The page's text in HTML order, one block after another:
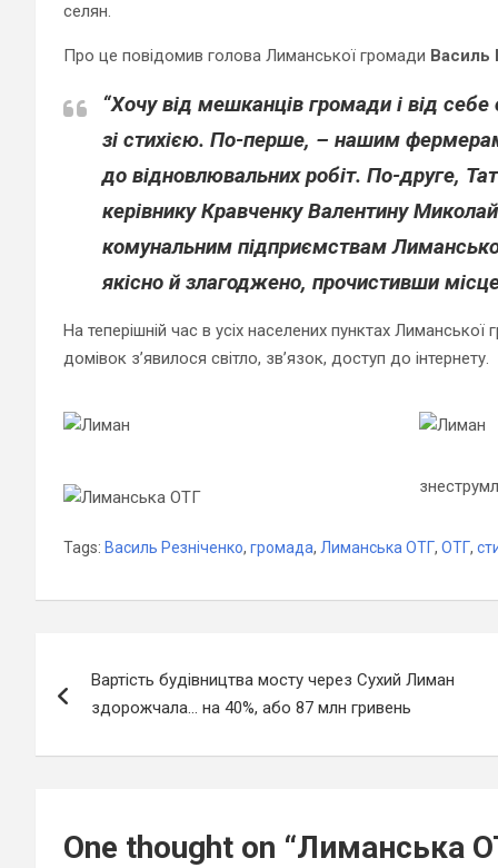
селян.
Про це повідомив голова Лиманської громади Василь
“Хочу від мешканців громади і від себе
зі стихією. По-перше, – нашим
до відновлювальних робіт. По-друге,
керівнику Кравченку Валентину
комунальним підприємствам
якісно й злагоджено, прочистивши
На теперішній час в усіх населених пунктах
домівок з’явилося світло, зв’язок, доступ до інтернету.
Tags: Василь Резніченко, громада, Лиманська ОТГ, ОТГ,
записів
Вартість будівництва мосту через Сухий Лиман
здорожчала… на 40%, або 87 млн гривень
One thought on “Лиманська